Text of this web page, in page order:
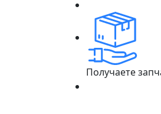
Получаете